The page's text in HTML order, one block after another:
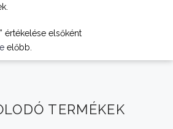
értékelése elsőként
előbb.
TERMÉKEK